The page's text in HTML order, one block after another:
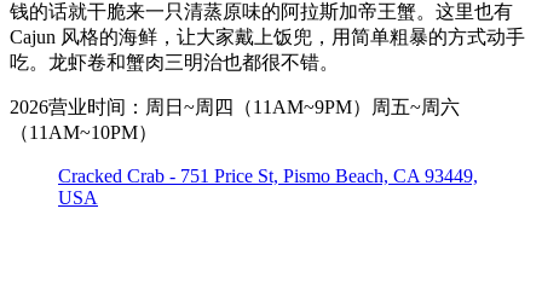
钱的话就干脆来一只清蒸原味的阿拉斯加帝王蟹。这里也有
Cajun 风格的海鲜，让大家戴上饭兜，用简单粗暴的方式动手
吃。龙虾卷和蟹肉三明治也都很不错。
2026营业时间：周日~周四（11AM~9PM）周五~周六
（11AM~10PM）
Cracked Crab - 751 Price St, Pismo Beach, CA 93449,
USA